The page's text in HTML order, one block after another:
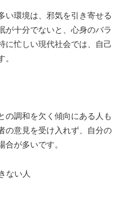
い環境は、邪気を引き寄せる
が十分でないと、心身のバラ
に忙しい現代社会では、自己
。
の調和を欠く傾向にある人も
の意見を受け入れず、自分の
合が多いです。
ない人